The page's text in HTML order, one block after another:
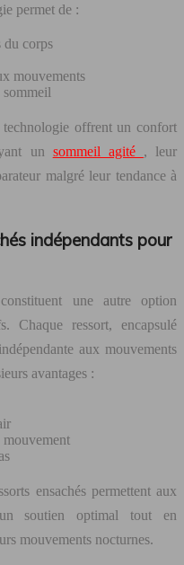
permet de :
du corps
mouvements
technologie offrent un confort
un sommeil agité , leur
malgré leur tendance à
indépendants pour
une autre option
Chaque ressort, encapsulé
aux mouvements
avantages :
mouvement
ensachés permettent aux
soutien optimal tout en
mouvements nocturnes.